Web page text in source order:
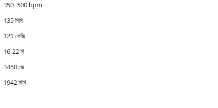
350~500 bpm
135 মিমি
121 কেজি
16-22 মি
3450 জে
1942 মিমি